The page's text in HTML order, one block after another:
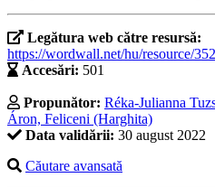
Legătura web către resursă:
https://wordwall.net/hu/resource/
Accesări: 501
Propunător: Réka-Julianna
Áron, Feliceni (Harghita)
Data validării: 30 august 2022
Căutare avansată